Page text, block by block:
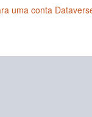
uma conta